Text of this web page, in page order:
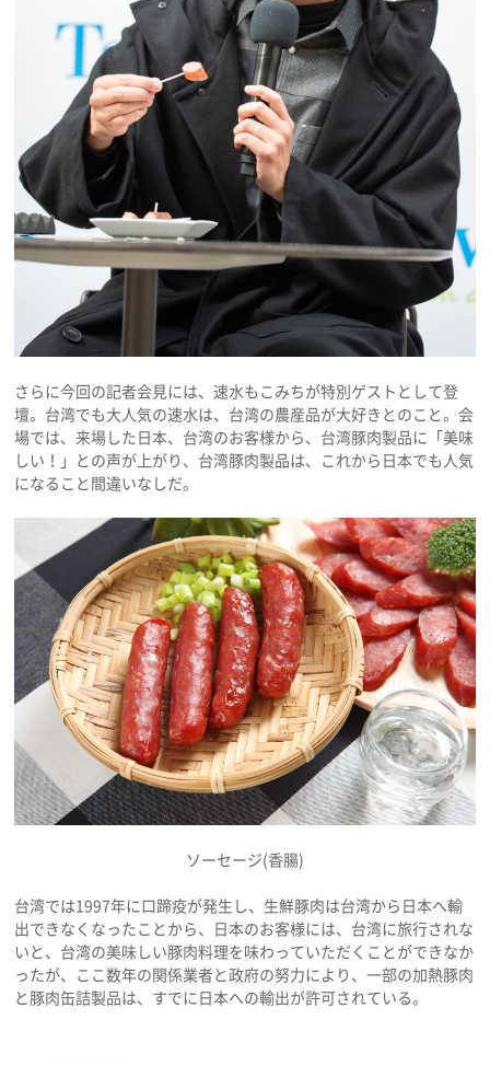
さらに今回の記者会見には、速水もこみちが特別ゲストとして登
壇。台湾でも大人気の速水は、台湾の農産品が大好きとのこと。会
場では、来場した日本、台湾のお客様から、台湾豚肉製品に「美味
しい！」との声が上がり、台湾豚肉製品は、これから日本でも人気
になること間違いなしだ。
ソーセージ(香腸)
台湾では1997年に口蹄疫が発生し、生鮮豚肉は台湾から日本へ輸
出できなくなったことから、日本のお客様には、台湾に旅行されな
いと、台湾の美味しい豚肉料理を味わっていただくことができなか
ったが、ここ数年の関係業者と政府の努力により、一部の加熱豚肉
と豚肉缶詰製品は、すでに日本への輸出が許可されている。